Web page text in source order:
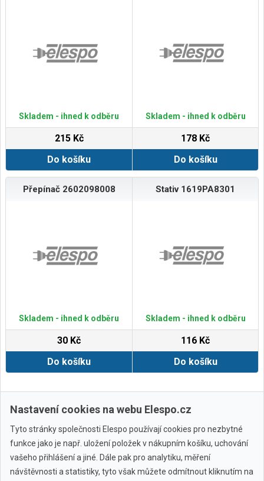
Skladem - ihned k odběru
215 Kč
Do košíku
Skladem - ihned k odběru
178 Kč
Do košíku
Přepínač 2602098008
Skladem - ihned k odběru
30 Kč
Do košíku
Stativ 1619PA8301
Skladem - ihned k odběru
116 Kč
Do košíku
Zobrazit další
Nastavení cookies na webu Elespo.cz
Tyto stránky společnosti Elespo používají cookies pro nezbytné
funkce jako je např. uložení položek v nákupním košíku, uchování
vašeho přihlášení a jiné. Dále pak pro analytiku, měření
návštěvnosti a statistiky, tyto však můžete odmítnout kliknutím na